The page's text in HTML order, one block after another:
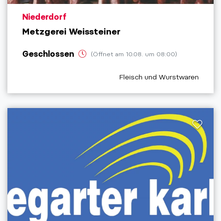
aria.poi_location_prefix
Niederdorf
Metzgerei Weissteiner
Geschlossen (Öffnet am 10.08. um 08:00)
aria.poi_category_prefix
Fleisch und Wurstwaren